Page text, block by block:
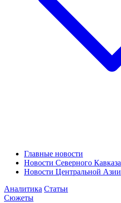
Главные новости
Новости Северного Кавказа
Новости Центральной Азии
Аналитика Статьи
Сюжеты